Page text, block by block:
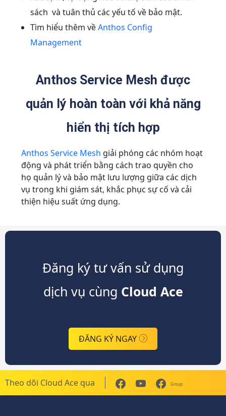
sách và tuân thủ các yếu tố về bảo mật.
Tìm hiểu thêm vềAnthos Config
Management
Anthos Service Mesh được
quản lý hoàn toàn với khả năng
hiển thị tích hợp
Anthos Service Mesh giải phóng các nhóm hoạt
động và phát triển bằng cách trao quyền cho
họ quản lý và bảo mật lưu lượng giữa các dịch
vụ trong khi giám sát, khắc phục sự cố và cải
thiện hiệu suất ứng dụng.
Đăng ký tư vấn sử dụng
dịch vụ cùng Cloud Ace
ĐĂNG KÝ NGAY
Theo dõi Cloud Ace qua Group